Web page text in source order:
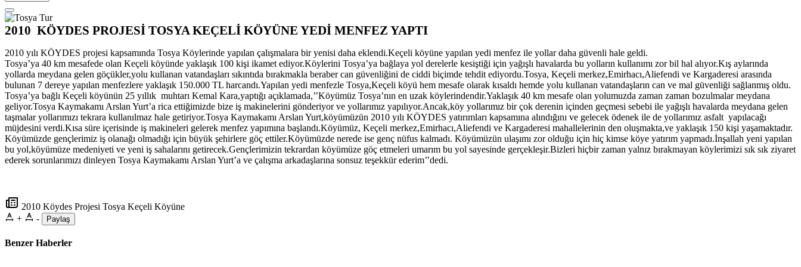
2010 KÖYDES PROJESİ TOSYA KEÇELİ KÖYÜNE YEDİ MENFEZ YAPTI
2010 yılı KÖYDES projesi kapsamında Tosya Köylerinde yapılan çalışmalara bir yenisi daha eklendi.Keçeli köyüne yapılan yedi menfez ile yollar daha güvenli hale geldi.
Tosya’ya 40 km mesafede olan Keçeli köyünde yaklaşık 100 kişi ikamet ediyor.Köylerini Tosya’ya bağlaya yol derelerle kesiştiği için yağışlı havalarda bu yolların kullanımı zor bil hal alıyor.Kış aylarında
yollarda meydana gelen göçükler,yolu kullanan vatandaşları sıkıntıda bırakmakla beraber can güvenliğini de ciddi biçimde tehdit ediyordu.Tosya, Keçeli merkez,Emirhacı,Aliefendi ve Kargaderesi arasında
bulunan 7 dereye yapılan menfezlere yaklaşık 150.000 TL harcandı.Yapılan yedi menfezle Tosya,Keçeli köyü hem mesafe olarak kısaldı hemde yolu kullanan vatandaşların can ve mal güvenliği sağlanmış oldu.
Tosya’ya bağlı Keçeli köyünün 25 yıllık muhtarı Kemal Kara,yaptığı açıklamada,’’Köyümüz Tosya’nın en uzak köylerindendir.Yaklaşık 40 km mesafe olan yolumuzda zaman zaman bozulmalar meydana
geliyor.Tosya Kaymakamı Arslan Yurt’a rica ettiğimizde bize iş makinelerini gönderiyor ve yollarımız yapılıyor.Ancak,köy yollarımız bir çok derenin içinden geçmesi sebebi ile yağışlı havalarda meydana gelen
taşmalar yollarımızı tekrara kullanılmaz hale getiriyor.Tosya Kaymakamı Arslan Yurt,köyümüzün 2010 yılı KÖYDES yatırımları kapsamına alındığını ve gelecek ödenek ile de yollarımız asfalt yapılacağı
müjdesini verdi.Kısa süre içerisinde iş makineleri gelerek menfez yapımına başlandı.Köyümüz, Keçeli merkez,Emirhacı,Aliefendi ve Kargaderesi mahallelerinin den oluşmakta,ve yaklaşık 150 kişi yaşamaktadır.
Köyümüzde gençlerimiz iş olanağı olmadığı için büyük şehirlere göç ettiler.Köyümüzde nerede ise genç nüfus kalmadı. Köyümüzün ulaşımı zor olduğu için hiç kimse köye yatırım yapmadı.İnşallah yeni yapılan
bu yol,köyümüze medeniyeti ve yeni iş sahalarını getirecek.Gençlerimizin tekrardan köyümüze göç etmeleri umarım bu yol sayesinde gerçekleşir.Bizleri hiçbir zaman yalnız bırakmayan köylerimizi sık sık ziyaret
ederek sorunlarımızı dinleyen Tosya Kaymakamı Arslan Yurt’a ve çalışma arkadaşlarına sonsuz teşekkür ederim’’dedi.
2010 Köydes Projesi Tosya Keçeli Köyüne
+
- Paylaş
Benzer Haberler